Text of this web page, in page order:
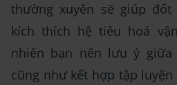
thường xuyên sẽ giúp
kích thích hệ tiêu hoá
nhiên bạn nên lưu ý giữa
cũng như kết hợp tập